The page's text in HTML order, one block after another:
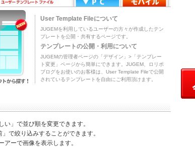
User Template Fileについて
JUGEMを利用しているユーザーの方々が作成したテン
プレートを公開・共有するページです。
テンプレートの公開・利用について
JUGEMの管理者ページの「デザイン」>「テンプレー
ト変更」ページから簡単にできます。JUGEM、ロリポ
ブログをお使いのお客様は、User Template Fileで公開
されているテンプレートを自由にご利用頂けます。
い」で並び順を変更できます。
で絞り込みすることができます。
アーで画像を表示します。